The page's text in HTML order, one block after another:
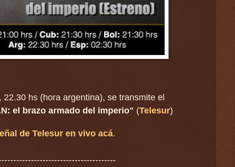
22.30 hs (hora argentina), se transmite el
el brazo armado del imperio" (Telesur)
de Telesur en vivo acá.